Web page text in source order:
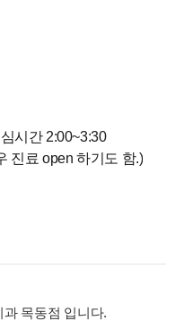
시간 2:00~3:30
진료 open 하기도 함.)
목동점 입니다.